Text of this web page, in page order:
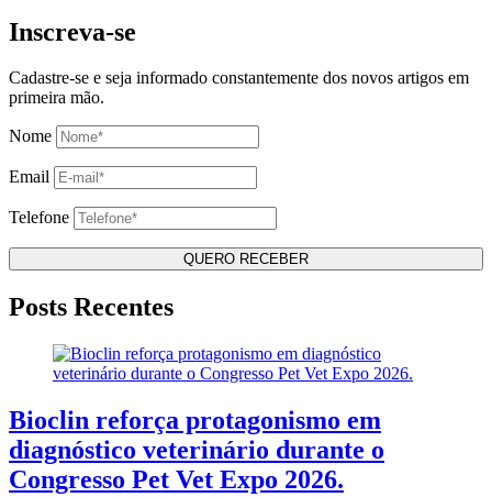
Inscreva-se
Cadastre-se e seja informado constantemente dos novos artigos em
primeira mão.
Nome
Email
Telefone
Posts Recentes
Bioclin reforça protagonismo em
diagnóstico veterinário durante o
Congresso Pet Vet Expo 2026.